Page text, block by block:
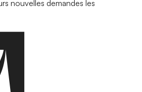
nouvelles demandes les